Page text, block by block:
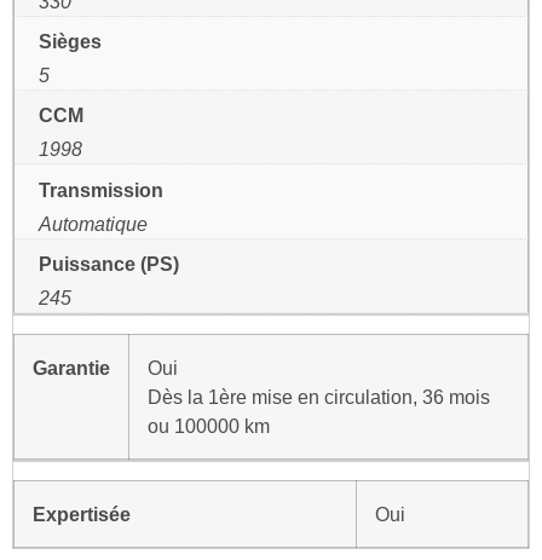
Sièges
5
CCM
1998
Transmission
Automatique
Puissance (PS)
245
Garantie
Oui
Dès la 1ère mise en circulation, 36 mois
ou 100000 km
Expertisée Oui